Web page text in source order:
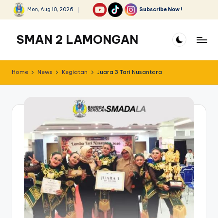
Skip
content
Mon, Aug 10, 2026 Subscribe Now !
SMAN 2 LAMONGAN
Home News Kegiatan Juara 3 Tari Nusantara